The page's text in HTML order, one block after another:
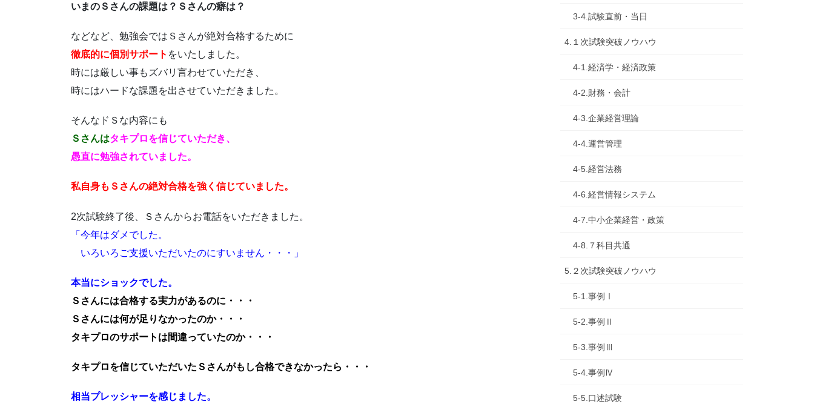
いまのＳさんの課題は？Ｓさんの癖は？
などなど、勉強会ではＳさんが絶対合格するために
徹底的に個別サポート をいたしました。
時には厳しい事もズバリ言わせていただき、
時にはハードな課題を出させていただきました。
そんなドＳな内容にも
Ｓさんはタキプロを信じていただき、
愚直に勉強されていました。
私自身もＳさんの絶対合格を強く信じていました。
2次試験終了後、Ｓさんからお電話をいただきました。
「今年はダメでした。
いろいろご支援いただいたのにすいません・・・」
本当にショックでした。
Ｓさんには合格する実力があるのに・・・
Ｓさんには何が足りなかったのか・・・
タキプロのサポートは間違っていたのか・・・
タキプロを信じていただいたＳさんがもし合格できなかったら・・・
相当プレッシャーを感じました。
3-4.試験直前・当日
4.１次試験突破ノウハウ
4-1.経済学・経済政策
4-2.財務・会計
4-3.企業経営理論
4-4.運営管理
4-5.経営法務
4-6.経営情報システム
4-7.中小企業経営・政策
4-8.７科目共通
5.２次試験突破ノウハウ
5-1.事例Ⅰ
5-2.事例Ⅱ
5-3.事例Ⅲ
5-4.事例Ⅳ
5-5.口述試験